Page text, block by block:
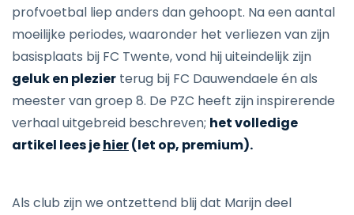
profvoetbal liep anders dan gehoopt. Na een aantal
moeilijke periodes, waaronder het verliezen van zijn
basisplaats bij FC Twente, vond hij uiteindelijk zijn
geluk en plezier terug bij FC Dauwendaele én als
meester van groep 8. De PZC heeft zijn inspirerende
verhaal uitgebreid beschreven; het volledige
artikel lees jehier(let op, premium).
Als club zijn we ontzettend blij dat Marijn deel